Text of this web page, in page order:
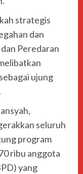
strategis
dan
Peredaran
ujung
seluruh
program
ribu anggota
yang